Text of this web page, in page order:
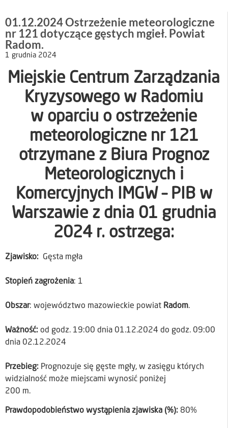
01.12.2024 Ostrzeżenie meteorologiczne
nr 121 dotyczące gęstych mgieł. Powiat
Radom.
1 grudnia 2024
Miejskie Centrum Zarządzania
Kryzysowego w Radomiu
w oparciu o ostrzeżenie
meteorologiczne nr 121
otrzymane z Biura Prognoz
Meteorologicznych i
Komercyjnych IMGW – PIB w
Warszawie z dnia 01 grudnia
2024 r. ostrzega:
Zjawisko: Gęsta mgła
Stopień zagrożenia: 1
Obszar: województwo mazowieckie powiat Radom.
Ważność: od godz. 19:00 dnia 01.12.2024 do godz. 09:00
dnia 02.12.2024
Przebieg: Prognozuje się gęste mgły, w zasięgu których
widzialność może miejscami wynosić poniżej
200 m.
Prawdopodobieństwo wystąpienia zjawiska (%): 80%